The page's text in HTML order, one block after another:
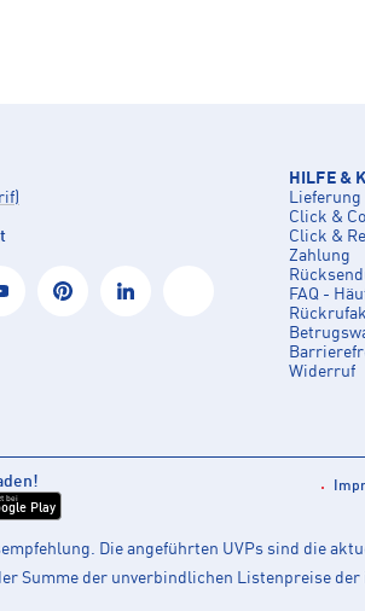
HILFE &
Lieferung
Click &
Click &
Zahlung
FAQ -
Widerruf
bei
Play
Die angeführten UVPs sind die
Summe der unverbindlichen Listenpreise